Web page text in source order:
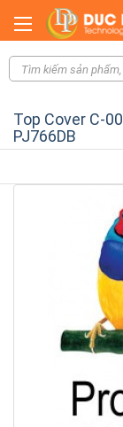
Top Cover C-
PJ766DB